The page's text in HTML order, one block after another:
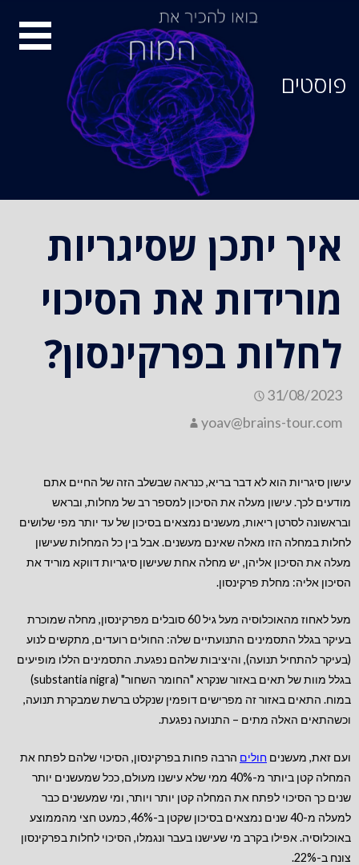
פוסטים
איך יתכן שסיגריות
מורידות את הסיכוי
לחלות בפרקינסון?
31/08/2023
yoav@brains-tour.com
עישון סיגריות הוא לא דבר בריא, כנראה שבשלב הזה של החיים אתם
מודעים לכך. עישון מעלה את הסיכון למספר רב של מחלות, ובראש
ובראשונה לסרטן ריאות, מעשנים נמצאים בסיכון של עד יותר מפי שלושים
לחלות במחלה הזו מאלה שאינם מעשנים. אבל בין כל המחלות שעישון
מעלה את הסיכון אליהן, יש מחלה אחת שעישון סיגריות דווקא מוריד את
הסיכון אליה: מחלת פרקינסון.
מעל לאחוז מהאוכלוסיה מעל גיל 60 סובלים מפרקינסון, מחלה שמוכרת
בעיקר בגלל התסמינים התנועתיים שלה: החולים רועדים, מתקשים לנוע
(בעיקר להתחיל תנועה), והיציבות שלהם נפגעת. התסמינים הללו מופיעים
בגלל מוות של תאים באזור שנקרא "החומר השחור" (substantia nigra)
במוח. התאים באזור זה מפרישים דופמין שנקלט ברשת שמבקרת תנועה,
וכשהתאים האלה מתים – התנועה נפגעת.
ועם זאת, מעשנים חולים הרבה פחות בפרקינסון, הסיכוי שלהם לפתח את
המחלה קטן ביותר מ-40% ממי שלא עישנו מעולם, ככל שמעשנים יותר
שנים כך הסיכוי לפתח את המחלה קטן יותר ויותר, ומי שמעשנים כבר
למעלה מ-40 שנים נמצאים בסיכון שקטן ב-46%, כמעט חצי מהממוצע
באוכלוסיה. אפילו בקרב מי שעישנו בעבר ונגמלו, הסיכוי לחלות בפרקינסון
צונח ב-22%.